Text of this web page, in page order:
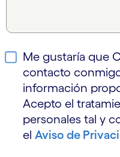
Me gustaría que
contacto
información
Acepto el
personales tal y
el Aviso de